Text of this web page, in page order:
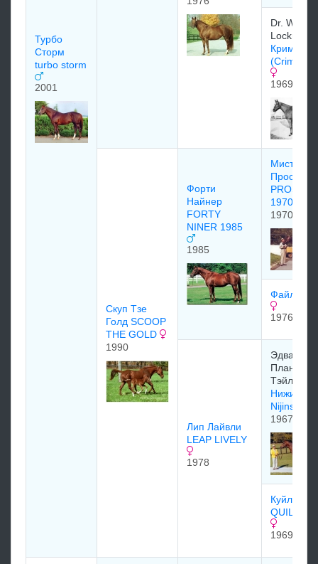
Турбо
Сторм
turbo storm
2001
Dr.
Lockridge
Кримсон
(Crimson
1969
Скуп Тзе
Голд SCOOP
THE GOLD
1990
Форти
Найнер
FORTY
NINER 1985
1985
Мистер
1970
1970
Файл File
1976
Лип Лайвли
LEAP LIVELY
1978
Эдвapд
Плaнкeтт
Тэйлоp
Nijinsky
1967
1969